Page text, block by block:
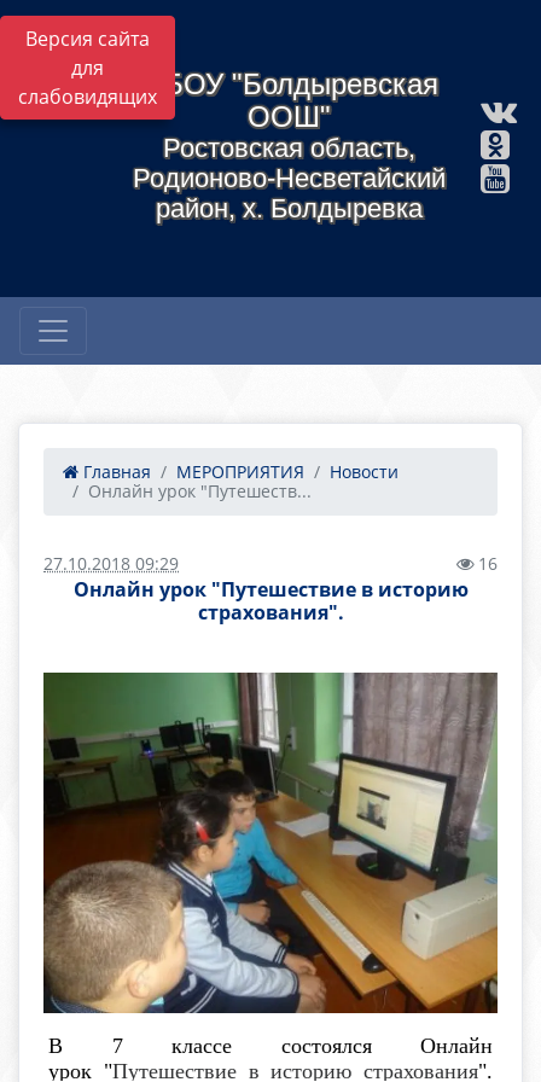
Версия сайта
для
слабовидящихМБОУ "Болдыревская
ООШ"
Ростовская область,
Родионово-Несветайский
район, х. Болдыревка
Главная МЕРОПРИЯТИЯ
Новости
Онлайн урок "Путешеств...
27.10.2018 09:29 16
Онлайн урок "Путешествие в историю
страхования".
В 7 классе состоялся Онлайн
урок "Путешествие в историю страхования".